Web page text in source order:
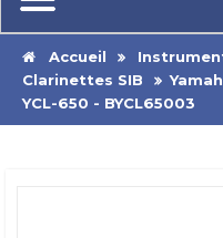
Accueil
Clarinettes SIB
YCL-650 - BYCL65003